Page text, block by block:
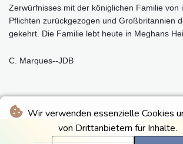
Wir verwenden essenzielle Cookies
von Drittanbietern für Inhalte.
Zerwürfnisses mit der königlichen Familie von
Pflichten zurückgezogen und Großbritannien
gekehrt. Die Familie lebt heute in Meghans
C. Marques--JDB